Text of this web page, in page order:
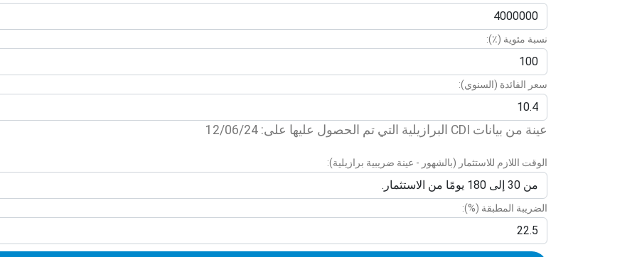
نسبة مئوية (٪):
سعر الفائدة (السنوي):
عينة من بيانات CDI البرازيلية التي تم الحصول عليها على: 12/06/24
الوقت اللازم للاستثمار (بالشهور - عينة ضريبية برازيلية):
الضريبة المطبقة (%):